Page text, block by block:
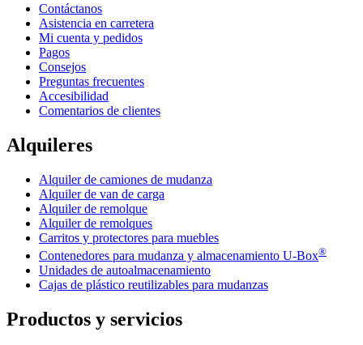
Contáctanos
Asistencia en carretera
Mi cuenta y pedidos
Pagos
Consejos
Preguntas frecuentes
Accesibilidad
Comentarios de clientes
Alquileres
Alquiler de camiones de mudanza
Alquiler de van de carga
Alquiler de remolque
Alquiler de remolques
Carritos y protectores para muebles
Contenedores para mudanza y almacenamiento U-Box®
Unidades de autoalmacenamiento
Cajas de plástico reutilizables para mudanzas
Productos y servicios